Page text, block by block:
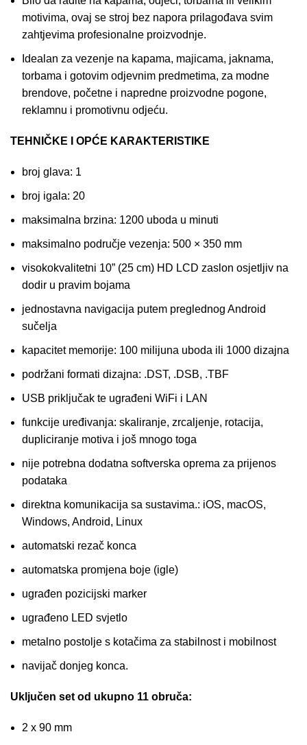
motivima, ovaj se stroj bez napora prilagođava svim
zahtjevima profesionalne proizvodnje.
Idealan za vezenje na kapama, majicama, jaknama,
torbama i gotovim odjevnim predmetima, za modne
brendove, početne i napredne proizvodne pogone,
reklamnu i promotivnu odjeću.
TEHNIČKE I OPĆE KARAKTERISTIKE
broj glava: 1
broj igala: 20
maksimalna brzina: 1200 uboda u minuti
maksimalno područje vezenja: 500 × 350 mm
visokokvalitetni 10” (25 cm) HD LCD zaslon osjetljiv na
dodir u pravim bojama
jednostavna navigacija putem preglednog Android
sučelja
kapacitet memorije: 100 milijuna uboda ili 1000 dizajna
podržani formati dizajna: .DST, .DSB, .TBF
USB priključak te ugrađeni WiFi i LAN
funkcije uređivanja: skaliranje, zrcaljenje, rotacija,
dupliciranje motiva i još mnogo toga
nije potrebna dodatna softverska oprema za prijenos
podataka
direktna komunikacija sa sustavima.: iOS, macOS,
Windows, Android, Linux
automatski rezač konca
automatska promjena boje (igle)
ugrađen pozicijski marker
ugrađeno LED svjetlo
metalno postolje s kotačima za stabilnost i mobilnost
navijač donjeg konca.
Uključen set od ukupno 11 obruča:
2 x 90 mm